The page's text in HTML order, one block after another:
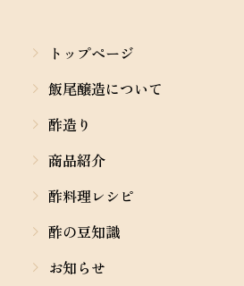
トップページ
飯尾醸造について
酢造り
商品紹介
酢料理レシピ
酢の豆知識
お知らせ